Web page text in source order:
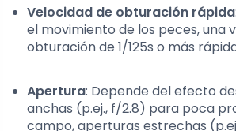
Velocidad de obturación rápida
el movimiento de los peces, una
obturación de 1/125s o más
Apertura: Depende del efecto
anchas (p.ej., f/2.8) para poca
campo, aperturas estrechas